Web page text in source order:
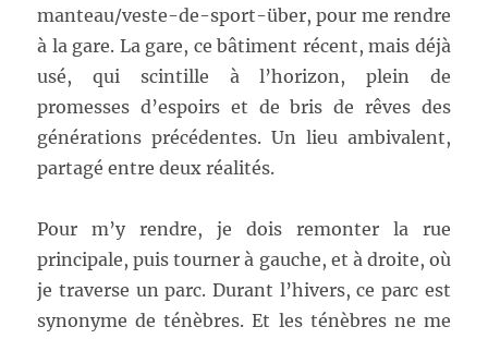
manteau/veste-de-sport-über, pour me rendre
à la gare. La gare, ce bâtiment récent, mais déjà
usé, qui scintille à l’horizon, plein de
promesses d’espoirs et de bris de rêves des
générations précédentes. Un lieu ambivalent,
partagé entre deux réalités.
Pour m’y rendre, je dois remonter la rue
principale, puis tourner à gauche, et à droite, où
je traverse un parc. Durant l’hivers, ce parc est
synonyme de ténèbres. Et les ténèbres ne me